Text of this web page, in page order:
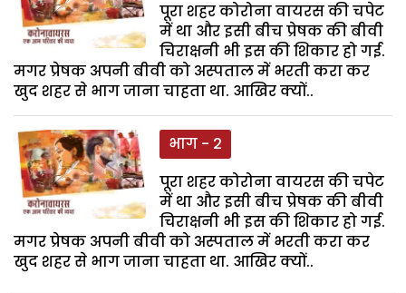
पूरा शहर कोरोना वायरस की चपेट
में था और इसी बीच प्रेषक की बीवी
चिराक्षनी भी इस की शिकार हो गई.
मगर प्रेषक अपनी बीवी को अस्पताल में भरती करा कर
खुद शहर से भाग जाना चाहता था. आखिर क्यों..
भाग - 2
पूरा शहर कोरोना वायरस की चपेट
में था और इसी बीच प्रेषक की बीवी
चिराक्षनी भी इस की शिकार हो गई.
मगर प्रेषक अपनी बीवी को अस्पताल में भरती करा कर
खुद शहर से भाग जाना चाहता था. आखिर क्यों..